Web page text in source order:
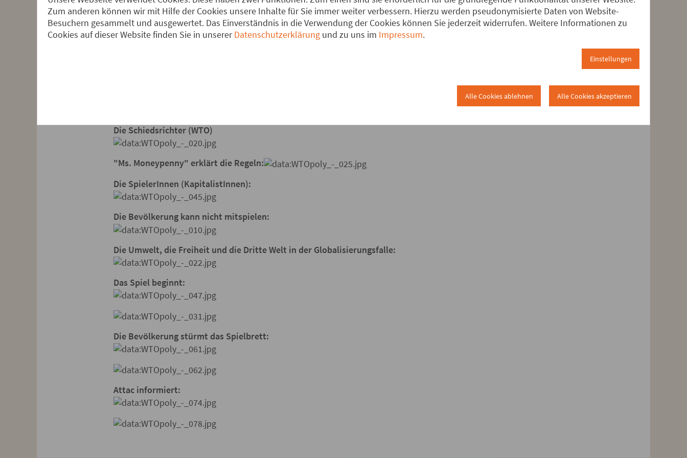
Die Schiedsrichter (WTO)
"Ms. Moneypenny" erklärt die Regeln:
Die SpielerInnen (KapitalistInnen):
Die Bevölkerung kann nicht mitspielen:
Die Umwelt, die Freiheit und die Dritte Welt in der Globalisierungsfalle:
Das Spiel beginnt:
Die Bevölkerung stürmt das Spielbrett:
Attac informiert:
Zum anderen können wir mit Hilfe der Cookies unsere Inhalte für Sie immer weiter verbessern. Hierzu werden pseudonymisierte Daten von Website-
Besuchern gesammelt und ausgewertet. Das Einverständnis in die Verwendung der Cookies können Sie jederzeit widerrufen. Weitere Informationen zu
Cookies auf dieser Website finden Sie in unsererDatenschutzerklärung und zu uns im Impressum.
Einstellungen
Alle Cookies ablehnen Alle Cookies akzeptieren